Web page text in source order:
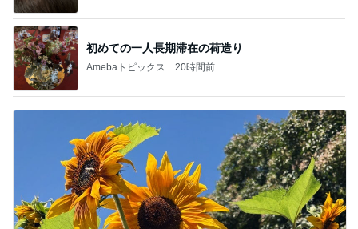
初めての一人長期滞在の荷造り
Amebaトピックス 20時間前